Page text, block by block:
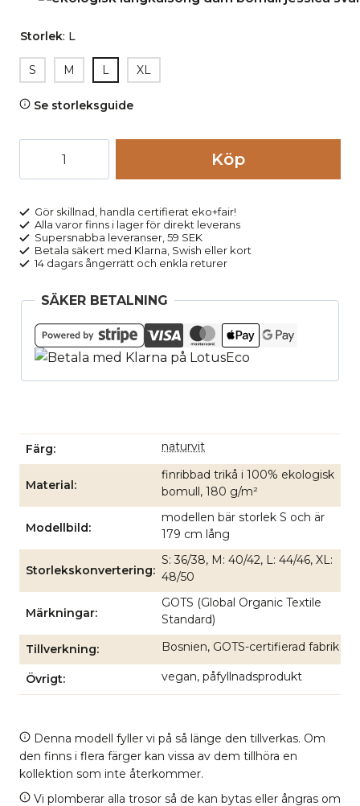
Storlek: L
S M L XL
Se storleksguide
bomull
JESSICA
naturvit
mängd
Köp
Gör skillnad, handla certifierat eko+fair!
Alla varor finns i lager för direkt leverans
Supersnabba leveranser, 59 SEK
Betala säkert med Klarna, Swish eller kort
14 dagars ångerrätt och enkla returer
SÄKER BETALNING
Färg naturvit
Material
finribbad trikå i 100% ekologisk
bomull, 180 g/m²
Modellbild
modellen bär storlek S och är
179 cm lång
Storlekskonvertering
S: 36/38, M: 40/42, L: 44/46, XL:
48/50
Märkningar
GOTS (Global Organic Textile
Standard)
Tillverkning Bosnien, GOTS-certifierad fabrik
Övrigt vegan, påfyllnadsprodukt
Denna modell fyller vi på så länge den tillverkas. Om
den finns i flera färger kan vissa av dem tillhöra en
kollektion som inte återkommer.
Vi plomberar alla trosor så de kan bytas eller ångras om